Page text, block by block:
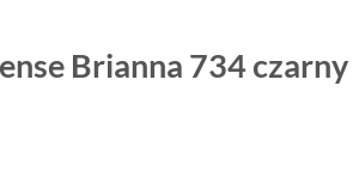
Brianna 734 czarny